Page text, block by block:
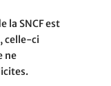
la SNCF est
celle-ci
ne